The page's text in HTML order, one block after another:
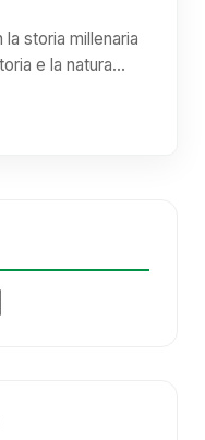
storia millenaria
e la natura…